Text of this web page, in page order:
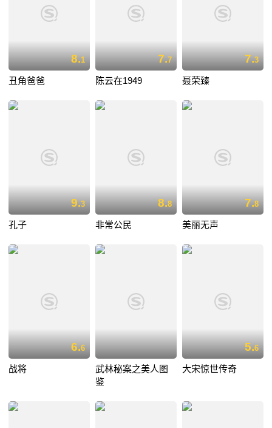
8.1
丑角爸爸
7.7
陈云在1949
7.3
聂荣臻
9.3
孔子
8.8
非常公民
7.8
美丽无声
6.6
战将
武林秘案之美人图
鉴
5.6
大宋惊世传奇